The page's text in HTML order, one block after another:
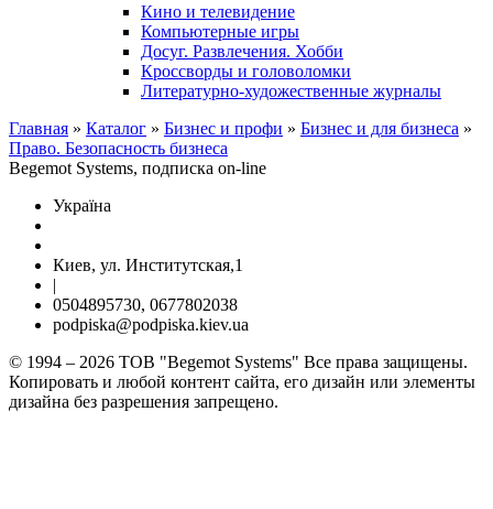
Кино и телевидение
Компьютерные игры
Досуг. Развлечения. Хобби
Кроссворды и головоломки
Литературно-художественные журналы
Главная » Каталог » Бизнес и профи » Бизнес и для бизнеса »
Право. Безопасность бизнеса
Begemot Systems, подписка on-line
Україна
Киев, ул. Институтская,1
|
0504895730, 0677802038
podpiska@podpiska.kiev.ua
© 1994 – 2026 ТОВ "Begemot Systems" Все права защищены.
Копировать и любой контент сайта, его дизайн или элементы
дизайна без разрешения запрещено.